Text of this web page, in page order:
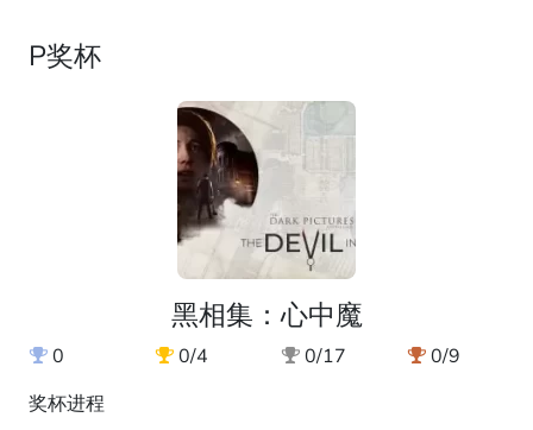
P奖杯
黑相集：心中魔
0 0/4 0/17
0/9
奖杯进程